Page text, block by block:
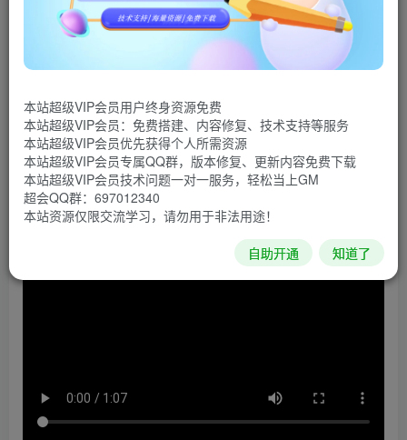
《侠盗猎车手5》简称《GTA5》（台版译作《横行霸道
5》），是一款由Rockstar Games制作并发行的动作冒险游
戏。游戏采用新版雷霆引擎（RAGE引擎），画面表现力异
区为原型的城市洛圣都。制作单位拍摄了超过25万张相关照
片，并且研究了人口调查和汽车销售数据，以建立游戏中的
世界。
游戏视频
本站超级VIP会员用户终身资源免费
本站超级VIP会员：免费搭建、内容修复、技术支持等服务
本站超级VIP会员优先获得个人所需资源
本站超级VIP会员专属QQ群，版本修复、更新内容免费下载
本站超级VIP会员技术问题一对一服务，轻松当上GM
超会QQ群：697012340
本站资源仅限交流学习，请勿用于非法用途！
自助开通 知道了